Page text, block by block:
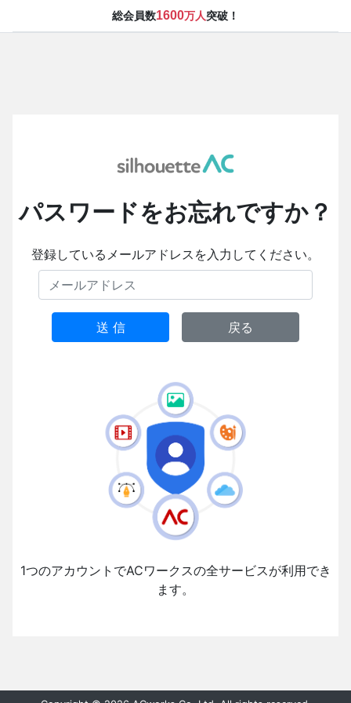
総会員数1600万人突破！
パスワードをお忘れですか？
登録しているメールアドレスを入力してください。
送 信 戻る
1つのアカウントでACワークスの全サービスが利用でき
ます。